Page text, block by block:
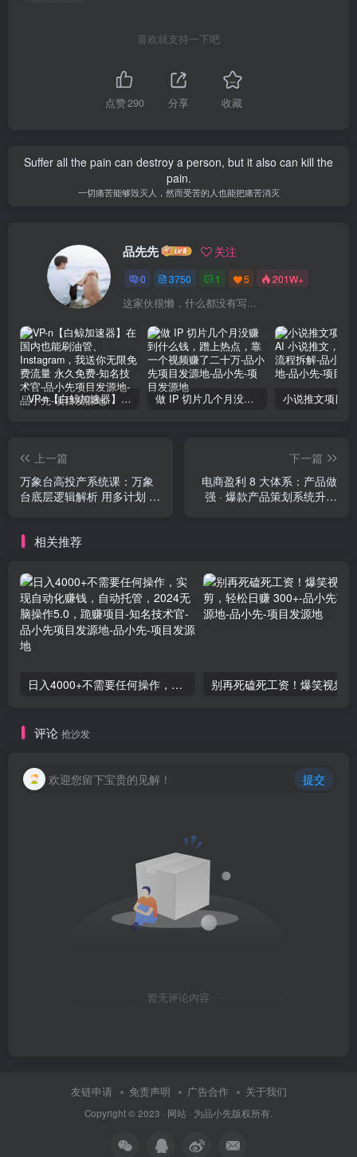
喜欢就支持一下吧
点赞290 分享 收藏
Suffer all the pain can destroy a person, but it also can kill the
pain.
一切痛苦能够毁灭人，然而受苦的人也能把痛苦消灭
品先先 关注
0 3750 1 5 201W+
这家伙很懒，什么都没有写...
VP-n【白鲸加速器】在国内也能刷油管、Instagram，我送你无限免费流量 永久免费-知名技术官-品小先项目发源地 做 IP 切片几个月没赚到什么钱，蹭上热点，靠一个视频赚了二十万-品小先项目发源地
上一篇
万象台高投产系统课：万象
台底层逻辑解析 用多计划 多
下一篇
电商盈利 8 大体系：产品做
强​ · 爆款产品策划系统升级
相关推荐
日入4000+不需要任何操作，实现自动化赚钱，自动托管，2024无脑操作5.0，跪赚项目-知名技术官-品小先项目发源地
评论 抢沙发
欢迎您留下宝贵的见解！ 提交
暂无评论内容
友链申请 免责声明 广告合作 关于我们
Copyright © 2023 · 网站 · 为品小先版权所有.